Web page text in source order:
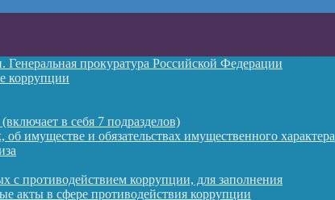
прокуратура Российской Федерации
коррупции
в себя 7 подразделов)
об имуществе и обязательствах имущественного характера
с противодействием коррупции, для заполнения
акты в сфере противодействия коррупции